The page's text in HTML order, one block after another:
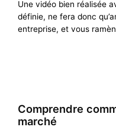
Une vidéo bien réalisée
définie, ne fera donc
entreprise, et vous
Comprendre
marché